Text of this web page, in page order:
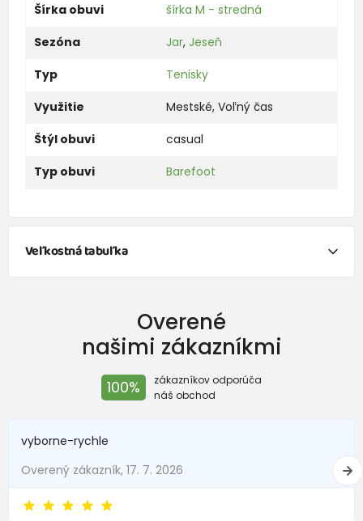
Šírka obuvi
šírka M - stredná
Sezóna
Jar, Jeseň
Typ
Tenisky
Využitie
Mestské, Voľný čas
Štýl obuvi
casual
Typ obuvi
Barefoot
Veľkostná tabuľka
Overené
našimi zákazníkmi
100%
zákazníkov odporúča
náš obchod
vyborne-rychle
Overený zákazník, 17. 7. 2026